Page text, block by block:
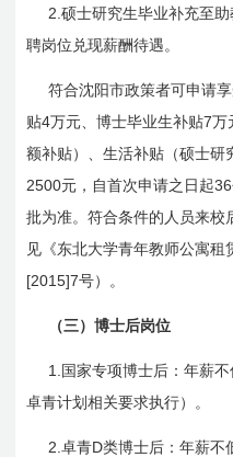
2.硕士研究生毕业补充至
聘岗位兑现薪酬待遇。
符合沈阳市政策者可申请
贴4万元、博士毕业生补贴7万
额补贴）、生活补贴（硕士研
2500元，自首次申请之日起36
批为准。符合条件的人员来校
见《东北大学青年教师公寓
[2015]7号）。
（三）博士后岗位
1. 国家专项博士后：年薪
卓青计划相关要求执行）。
2.卓青D类博士后：年薪不